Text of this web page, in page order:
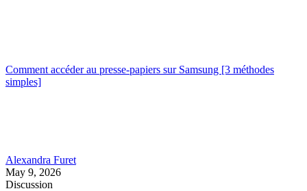
Comment accéder au presse-papiers sur Samsung [3 méthodes
simples]
Alexandra Furet
May 9, 2026
Discussion